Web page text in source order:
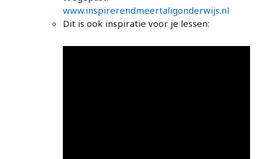
www.inspirerendmeertaligonderwijs.nl
Dit is ook inspiratie voor je lessen: